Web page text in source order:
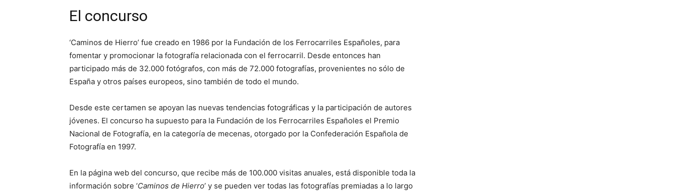
El concurso
‘Caminos de Hierro’ fue creado en 1986 por la Fundación de los Ferrocarriles Españoles, para
fomentar y promocionar la fotografía relacionada con el ferrocarril. Desde entonces han
participado más de 32.000 fotógrafos, con más de 72.000 fotografías, provenientes no sólo de
España y otros países europeos, sino también de todo el mundo.
Desde este certamen se apoyan las nuevas tendencias fotográficas y la participación de autores
jóvenes. El concurso ha supuesto para la Fundación de los Ferrocarriles Españoles el Premio
Nacional de Fotografía, en la categoría de mecenas, otorgado por la Confederación Española de
Fotografía en 1997.
En la página web del concurso, que recibe más de 100.000 visitas anuales, está disponible toda la
información sobre ‘Caminos de Hierro’ y se pueden ver todas las fotografías premiadas a lo largo